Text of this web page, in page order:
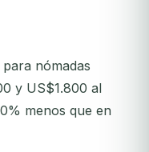
nómadas
y US$1.800 al
menos que en